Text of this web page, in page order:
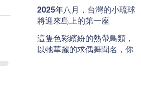
2025年八月，台灣的小琉球
將迎來島上的第一座
這隻色彩繽紛的熱帶鳥類，
以牠華麗的求偶舞聞名，你